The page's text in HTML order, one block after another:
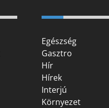
Egészség
Gasztro
Hír
Hírek
Interjú
Környezet